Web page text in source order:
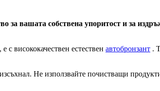
за вашата собствена упоритост и за
с висококачествен естествен автобронзант .
Не използвайте почистващи